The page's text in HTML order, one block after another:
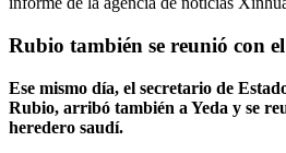
Rubio también se reunió con
Ese mismo día, el secretario de
Rubio, arribó también a Yeda y se
heredero saudí.